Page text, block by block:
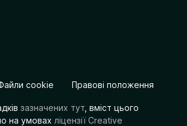
cookie Правові положення
зазначених тут , вміст цього
на умовах ліцензії Creative